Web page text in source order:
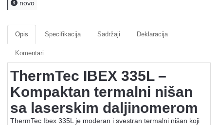
novo
Opis Specifikacija Sadržaji Deklaracija
Komentari
ThermTec IBEX 335L –
Kompaktan termalni nišan
sa laserskim daljinomerom
ThermTec Ibex 335L je moderan i svestran termalni nišan koji